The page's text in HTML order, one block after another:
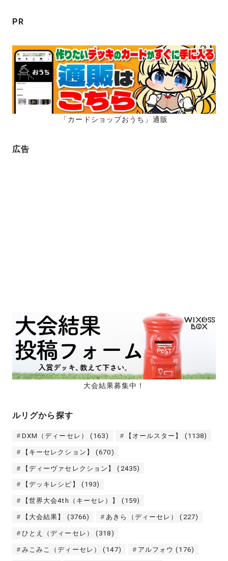
ン
PR
「カードショップおうち」通販
広告
大会結果募集中！
ルリグから探す
DXM（ディーセレ） (163) 【オールスター】 (1138)
【キーセレクション】 (670)
【ディーヴァセレクション】 (2435)
【デッキレシピ】 (193)
【世界大会4th（キーセレ）】 (159)
【大会結果】 (3766) あきら（ディーセレ） (227)
ひとえ（ディーセレ） (318)
みこみこ（ディーセレ） (147) アルフォウ (176)